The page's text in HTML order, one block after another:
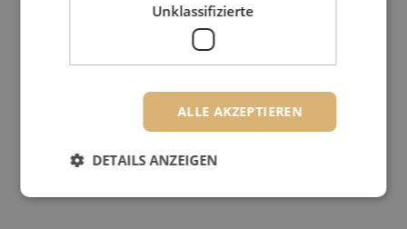
Unklassifizierte
ALLE AKZEPTIEREN
DETAILS ANZEIGEN